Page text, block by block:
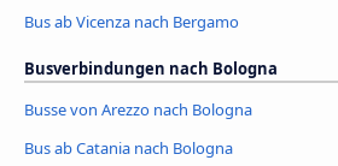
Bus ab Vicenza nach Bergamo
Busverbindungen nach Bologna
Busse von Arezzo nach Bologna
Bus ab Catania nach Bologna